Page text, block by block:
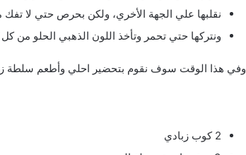
نقلبها علي الجهة الأخري، ولكن بحرص حتي لا تفك ممكن نستخدم
ونتركها حتي تحمر وتأخذ اللون الذهبي الحلو من
وفي هذا الوقت سوف نقوم بتحضير احلي وأطعم سلطة
2 كوب زبادي